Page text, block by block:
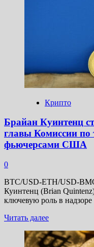
вырос
почти
168%
Крипто
Брайан Куинтенц
главы Комиссии по
фьючерсами США
0
BTC/USD-ETH/USD-
Куинтенц (Brian
ключевую роль в надзоре
Читать далееПрочитать
о
Брайан